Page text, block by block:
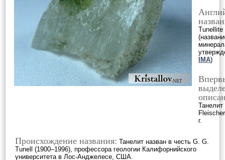
Tunellite
IMA)
Танелит
г.
Происхождение названия: Танелит назван в честь G. G.
Tunell (1900–1996), профессора геологии Калифорнийского
университета в Лос-Анджелесе, США.